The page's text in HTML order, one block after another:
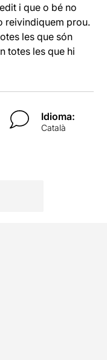
i que o bé no
reivindiquem prou.
les que són
totes les que hi
Idioma:
Català